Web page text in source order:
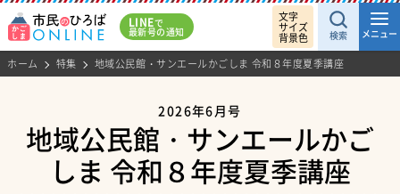
LINEで
最新号の通知
文字
サイズ
背景色 検索 メニュー
ホーム 特集 地域公民館・サンエールかごしま 令和８年度夏季講座
2026年6月号
地域公民館・サンエールかご
しま 令和８年度夏季講座